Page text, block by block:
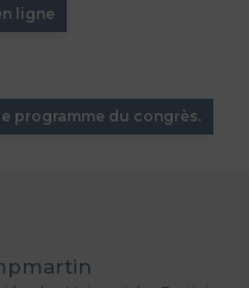
ligne
programme du congrès.